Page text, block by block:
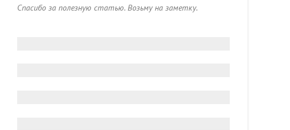
Спасибо за полезную статью. Возьму на заметку.